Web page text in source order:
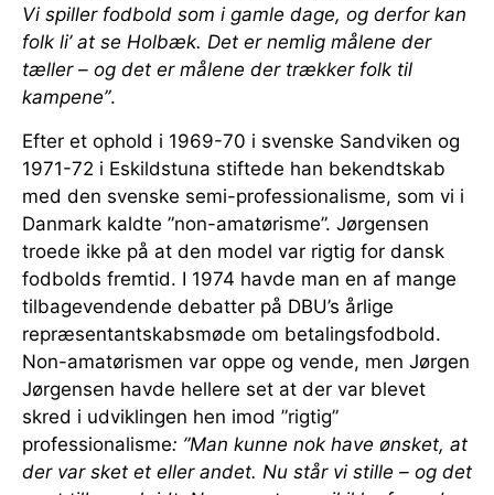
Vi spiller fodbold som i gamle dage, og derfor kan
folk li’ at se Holbæk. Det er nemlig målene der
tæller – og det er målene der trækker folk til
kampene”.
Efter et ophold i 1969-70 i svenske Sandviken og
1971-72 i Eskildstuna stiftede han bekendtskab
med den svenske semi-professionalisme, som vi i
Danmark kaldte ”non-amatørisme”. Jørgensen
troede ikke på at den model var rigtig for dansk
fodbolds fremtid. I 1974 havde man en af mange
tilbagevendende debatter på DBU’s årlige
repræsentantskabsmøde om betalingsfodbold.
Non-amatørismen var oppe og vende, men Jørgen
Jørgensen havde hellere set at der var blevet
skred i udviklingen hen imod ”rigtig”
professionalisme: ”Man kunne nok have ønsket, at
der var sket et eller andet. Nu står vi stille – og det